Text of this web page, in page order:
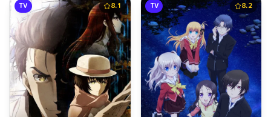
8.1
TV 8.2
TV